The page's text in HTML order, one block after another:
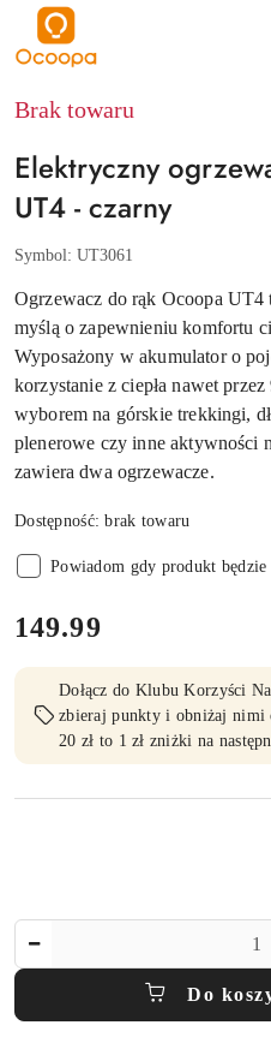
NAZWA
PRODUCENTA:
OCOOPA
Brak towaru
Elektryczny
UT4 - czarny
Symbol: UT3061
Ogrzewacz do rąk Ocoopa UT4
myślą o zapewnieniu komfortu
Wyposażony w akumulator o
korzystanie z ciepła nawet
wyborem na górskie trekkingi,
plenerowe czy inne aktywności
zawiera dwa ogrzewacze.
Dostępność:brak towaru
Powiadom gdy produkt będzie
cena:
149.99
Dołącz do Klubu Korzyści
zbieraj punkty i obniżaj nimi
20 zł to 1 zł zniżki na
Do